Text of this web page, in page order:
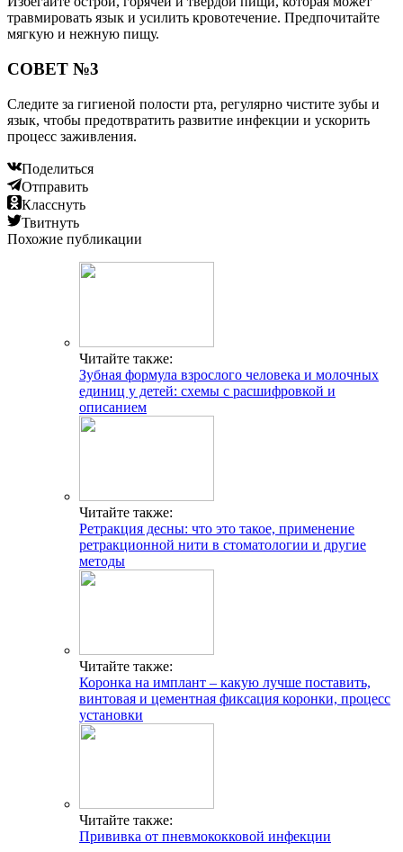
травмировать язык и усилить кровотечение. Предпочитайте
мягкую и нежную пищу.
СОВЕТ №3
Следите за гигиеной полости рта, регулярно чистите зубы и
язык, чтобы предотвратить развитие инфекции и ускорить
процесс заживления.
Поделиться
Отправить
Класснуть
Твитнуть
Похожие публикации
Читайте также:
Зубная формула взрослого человека и молочных
единиц у детей: схемы с расшифровкой и
описанием
Читайте также:
Ретракция десны: что это такое, применение
ретракционной нити в стоматологии и другие
методы
Читайте также:
Коронка на имплант – какую лучше поставить,
винтовая и цементная фиксация коронки, процесс
установки
Читайте также:
Прививка от пневмококковой инфекции